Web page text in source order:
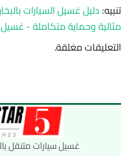
تنبيه:
مثالية وحماية متكاملة -
التعليقات مغلقة.
غسيل سيارات متنقل